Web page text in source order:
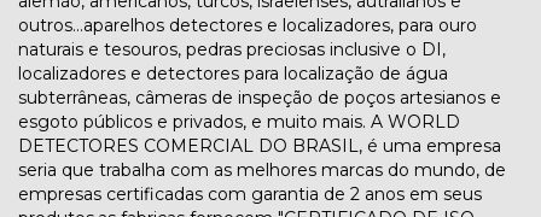
outros...aparelhos detectores e localizadores, para ouro
naturais e tesouros, pedras preciosas inclusive o DI,
localizadores e detectores para localização de água
subterrâneas, câmeras de inspeção de poços artesianos e
esgoto públicos e privados, e muito mais. A WORLD
DETECTORES COMERCIAL DO BRASIL, é uma empresa
seria que trabalha com as melhores marcas do mundo, de
empresas certificadas com garantia de 2 anos em seus